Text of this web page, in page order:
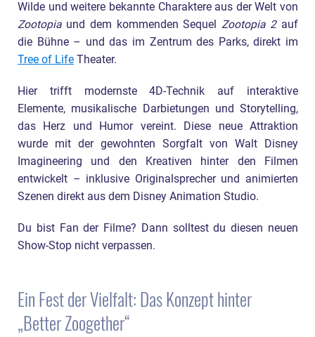
Wilde und weitere bekannte Charaktere aus der Welt von
Zootopiaund dem kommenden SequelZootopia 2auf
die Bühne – und das im Zentrum des Parks, direkt im
Tree of Life Theater.
Hier trifft modernste 4D-Technik auf interaktive
Elemente, musikalische Darbietungen und Storytelling,
das Herz und Humor vereint. Diese neue Attraktion
wurde mit der gewohnten Sorgfalt von Walt Disney
Imagineering und den Kreativen hinter den Filmen
entwickelt – inklusive Originalsprecher und animierten
Szenen direkt aus dem Disney Animation Studio.
Du bist Fan der Filme? Dann solltest du diesen neuen
Show-Stop nicht verpassen.
Ein Fest der Vielfalt: Das Konzept hinter
„Better Zoogether“